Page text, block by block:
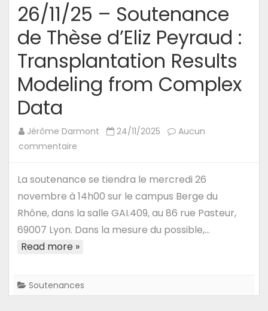
26/11/25 – Soutenance
de Thèse d’Eliz Peyraud :
Transplantation Results
Modeling from Complex
Data
Jérôme Darmont 24/11/2025
Aucun
commentaire
–
Soutenance
d’Eliz
Peyraud
Transplantation
Results
La soutenance se tiendra le mercredi 26
novembre à 14h00 sur le campus Berge du
Rhône, dans la salle GAI.409, au 86 rue Pasteur,
69007 Lyon. Dans la mesure du possible,…
Read more »
Soutenances